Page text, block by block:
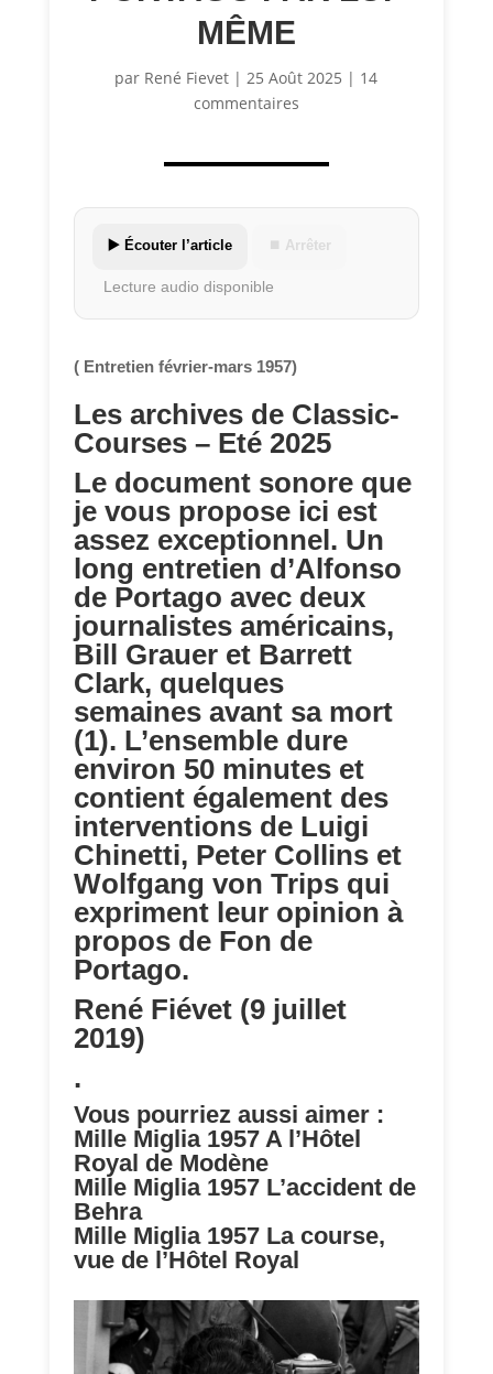
MÊME
par René Fievet |25 Août 2025 | 14
commentaires
▶️ Écouter l’article ⏹ Arrêter
Lecture audio disponible
( Entretien février-mars 1957)
Les archives de Classic-
Courses – Eté 2025
Le document sonore que
je vous propose ici est
assez exceptionnel. Un
long entretien d’Alfonso
de Portago avec deux
journalistes américains,
Bill Grauer et Barrett
Clark, quelques
semaines avant sa mort
(1). L’ensemble dure
environ 50 minutes et
contient également des
interventions de Luigi
Chinetti, Peter Collins et
Wolfgang von Trips qui
expriment leur opinion à
propos de Fon de
Portago.
René Fiévet (9 juillet
2019)
.
Vous pourriez aussi aimer :
Mille Miglia 1957A l’Hôtel
Royal de Modène
Mille Miglia 1957 L’accident de
Behra
Mille Miglia 1957 La course,
vue de l’Hôtel Royal